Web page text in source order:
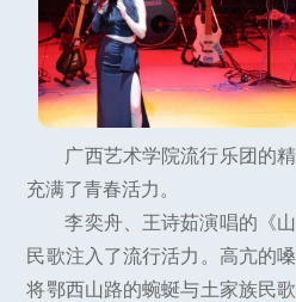
广西艺术学院流行乐团的
充满了青春活力。
李奕舟、王诗茹演唱的《
民歌注入了流行活力。高亢的
将鄂西山路的蜿蜒与土家族民